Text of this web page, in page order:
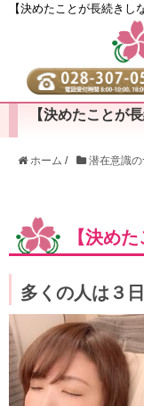
【決めたことが長続きし
【決めたことが
ホーム / 潜在意識
【決め
多くの人は３